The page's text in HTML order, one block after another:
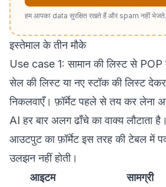
हम आपका data सुरक्षित रखते हैं और spam नहीं भेजते.
इस्तेमाल के तीन मौके
Use case 1: सामान की लिस्ट से POP
सेल की लिस्ट या नए स्टॉक की लिस्ट
निकलवाएँ। फ़ॉर्मेट पहले से तय कर लेना
AI हर बार अलग ढाँचे का वाक्य लौटाता है।
आउटपुट का फ़ॉर्मेट इस तरह की टेबल में
उलझन नहीं होती।
आइटम
सामग्री